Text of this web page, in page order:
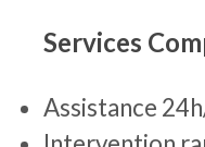
Services
Assistance